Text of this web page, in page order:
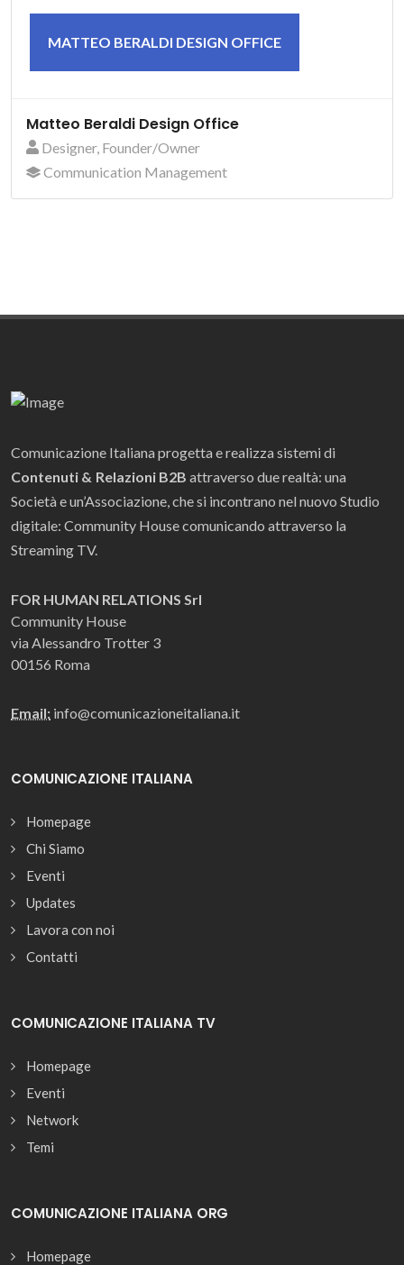
MATTEO BERALDI DESIGN OFFICE
Matteo Beraldi Design Office
Designer, Founder/Owner
Communication Management
Comunicazione Italiana progetta e realizza sistemi di
Contenuti & Relazioni B2B attraverso due realtà: una
Società e un’Associazione, che si incontrano nel nuovo Studio
digitale: Community House comunicando attraverso la
Streaming TV.
FOR HUMAN RELATIONS Srl
Community House
via Alessandro Trotter 3
00156 Roma
Email: info@comunicazioneitaliana.it
COMUNICAZIONE ITALIANA
Homepage
Chi Siamo
Eventi
Updates
Lavora con noi
Contatti
COMUNICAZIONE ITALIANA TV
Homepage
Eventi
Network
Temi
COMUNICAZIONE ITALIANA ORG
Homepage